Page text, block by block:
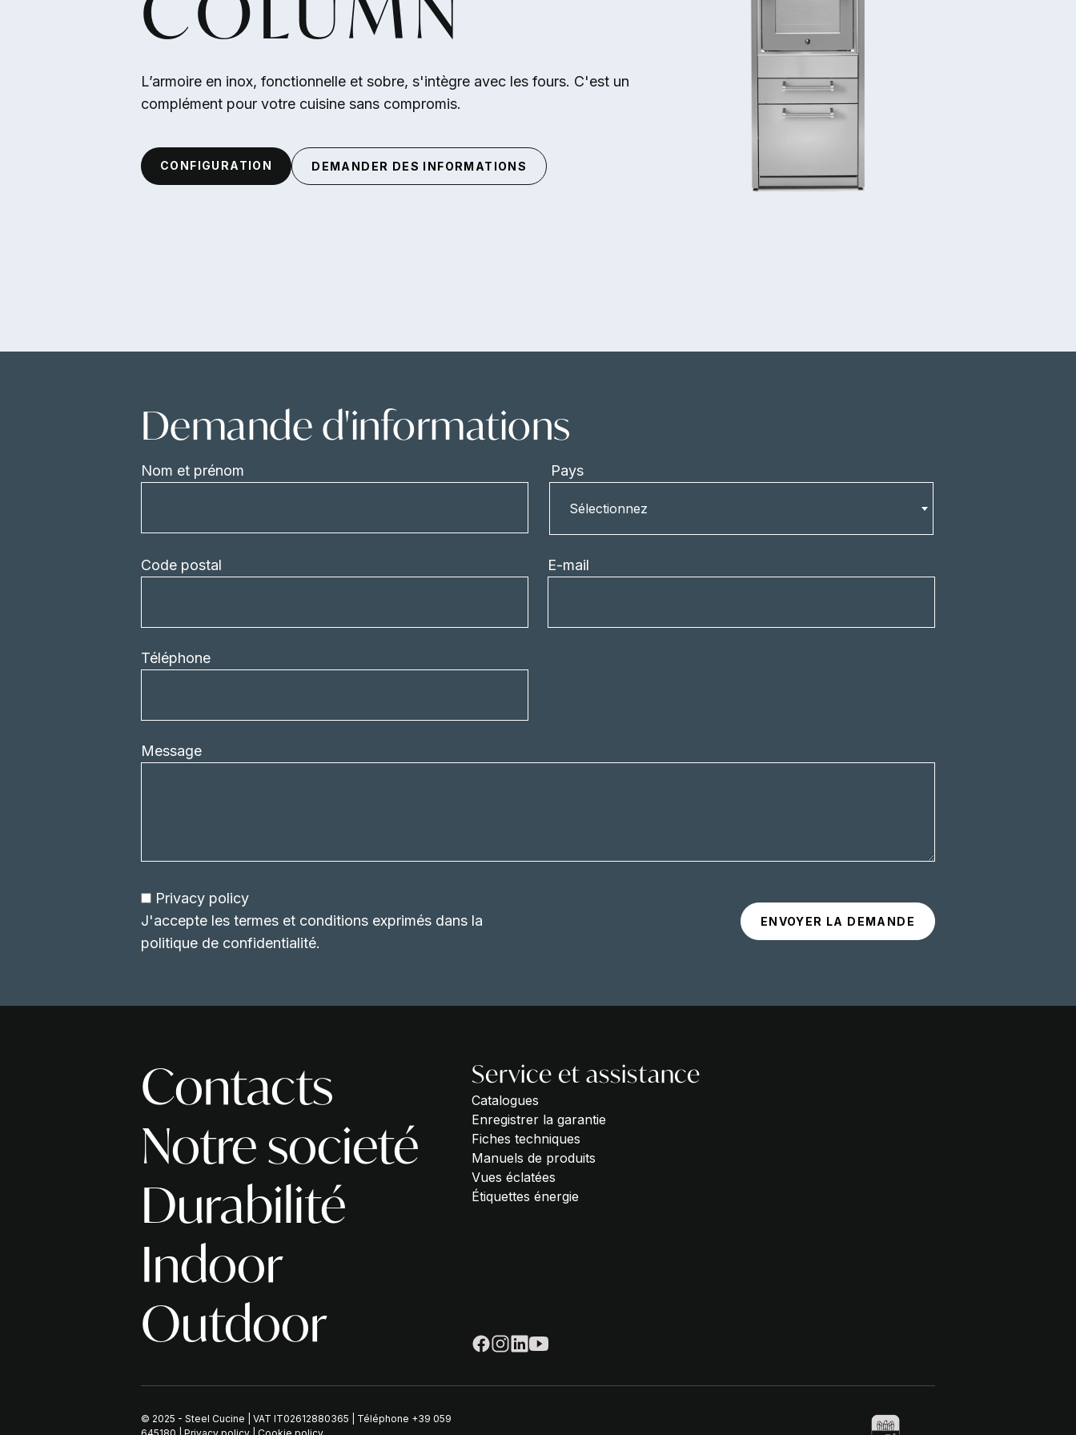
Aller au contenu principal
L’armoire en inox, fonctionnelle et sobre, s'intègre avec les fours. C'est un
complément pour votre cuisine sans compromis.
CONFIGURATION DEMANDER DES INFORMATIONS
Demande d'informations
Nom et prénom
Pays
Sélectionnez
Code postal E-mail
Téléphone
Message
Privacy policy
J'accepte les termes et conditions exprimés dans la
politique de confidentialité.
Contacts
Notre societé
Durabilité
Indoor
Outdoor
Service et assistance
Catalogues
Enregistrer la garantie
Fiches techniques
Manuels de produits
Vues éclatées
Étiquettes énergie
© 2025 - Steel Cucine | VAT IT02612880365 | Téléphone +39 059